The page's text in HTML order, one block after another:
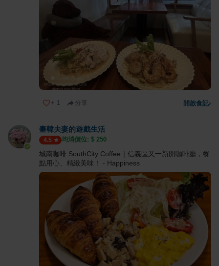
+ 1 分享 開啟食記›
臺韓夫妻的遊戲生活
4.5 均消價位: $ 250
城南咖啡 SouthCity Coffee｜信義區又一新開咖啡廳，餐
點用心、精緻美味！ - Happiness